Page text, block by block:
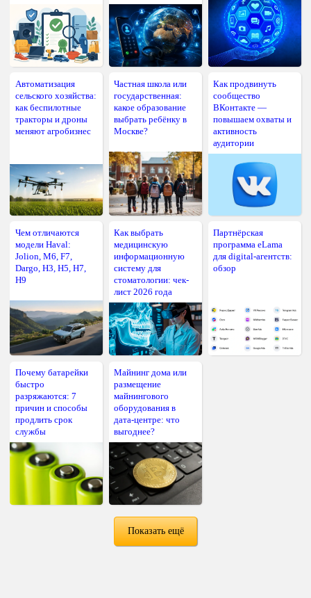
Автоматизация
сельского хозяйства:
как беспилотные
тракторы и дроны
меняют агробизнес
Частная школа или
государственная:
какое образование
выбрать ребёнку в
Москве?
Как продвинуть
сообщество
ВКонтакте —
повышаем охваты и
активность
аудитории
Чем отличаются
модели Haval:
Jolion, M6, F7,
Dargo, H3, H5, H7,
H9
Как выбрать
медицинскую
информационную
систему для
стоматологии: чек-
лист 2026 года
Партнёрская
программа eLama
для digital-агентств:
обзор
Почему батарейки
быстро
разряжаются: 7
причин и способы
продлить срок
службы
Майнинг дома или
размещение
майнингового
оборудования в
дата-центре: что
выгоднее?
Показать ещё